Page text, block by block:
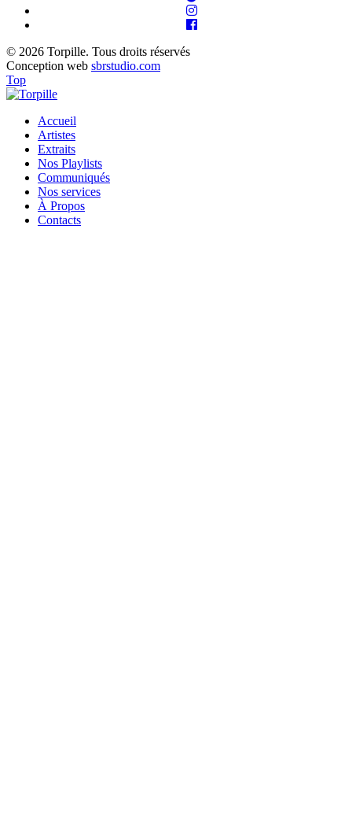
© 2026 Torpille. Tous droits réservés
Conception web sbrstudio.com
Top
Accueil
Artistes
Extraits
Nos Playlists
Communiqués
Nos services
À Propos
Contacts